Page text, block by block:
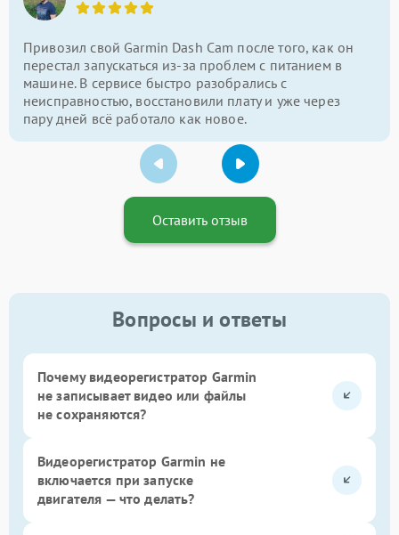
Привозил свой Garmin Dash Cam после того, как он
перестал запускаться из-за проблем с питанием в
машине. В сервисе быстро разобрались с
неисправностью, восстановили плату и уже через
пару дней всё работало как новое.
Оставить отзыв
Вопросы и ответы
Почему видеорегистратор Garmin
не записывает видео или файлы
не сохраняются?
Видеорегистратор Garmin не
включается при запуске
двигателя — что делать?